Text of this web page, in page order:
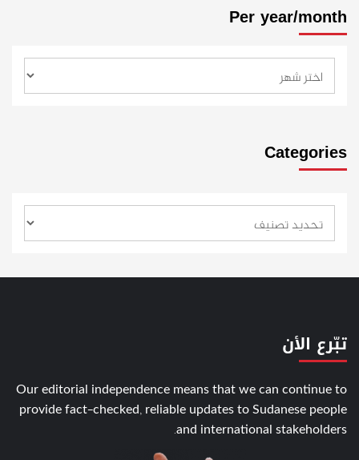
Per year/month
Categories
تبّرع الأن
Our editorial independence means that we can continue to
provide fact-checked, reliable updates to Sudanese people
and international stakeholders.